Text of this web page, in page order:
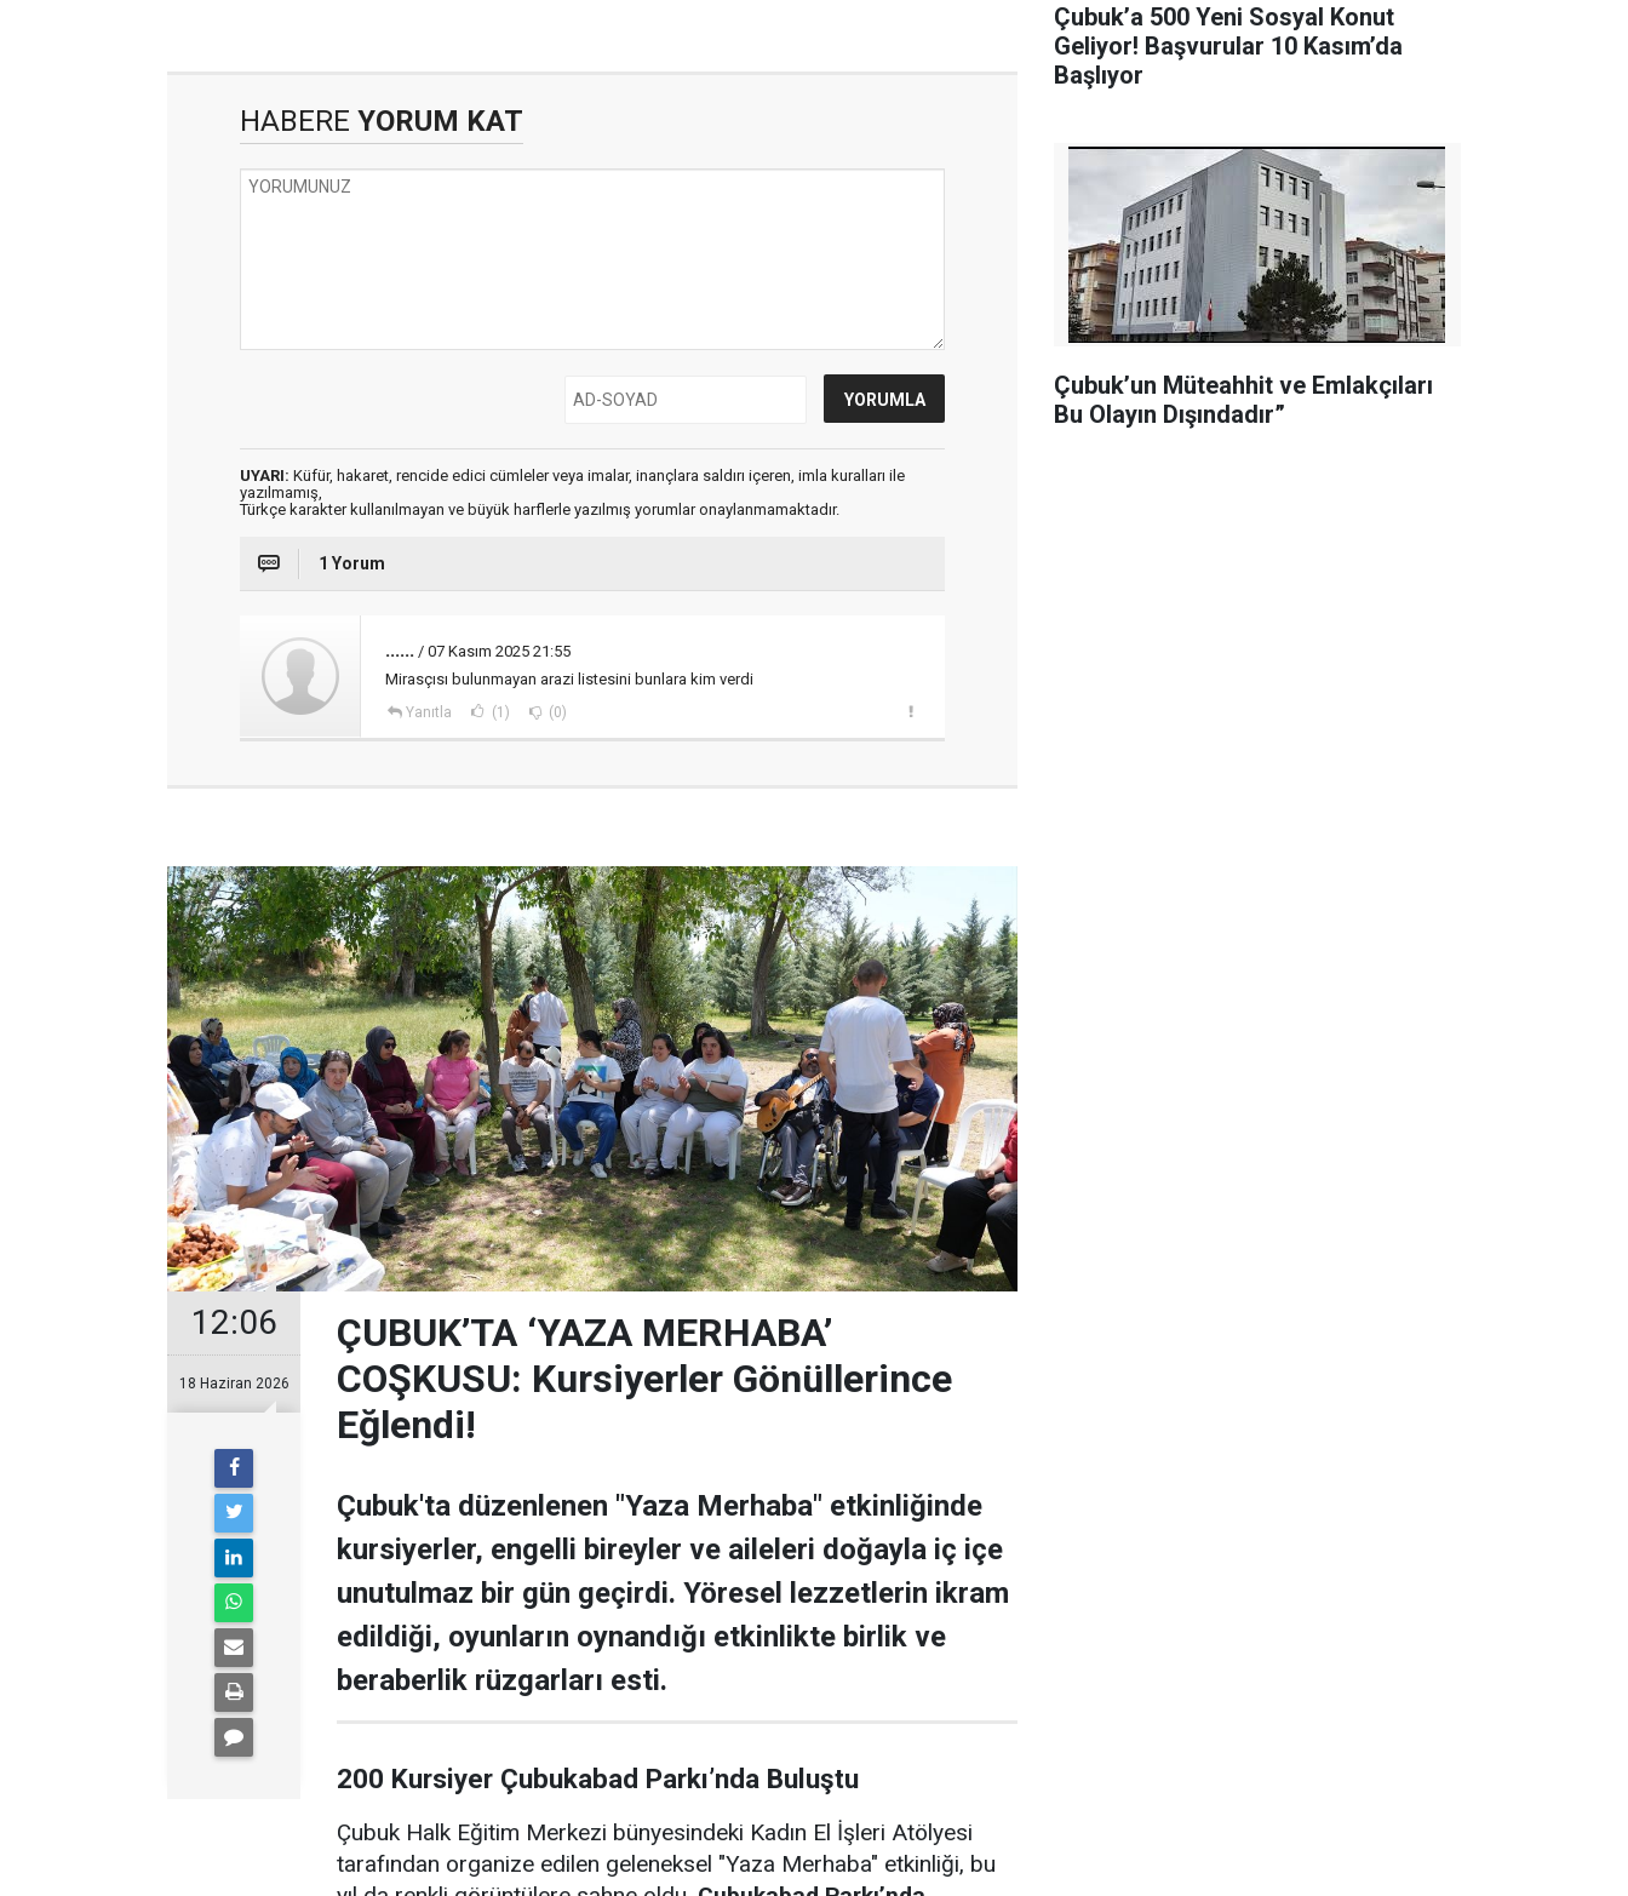
HABERE YORUM KAT
UYARI: Küfür, hakaret, rencide edici cümleler veya imalar, inançlara saldırı içeren, imla kuralları ile
yazılmamış,
Türkçe karakter kullanılmayan ve büyük harflerle yazılmış yorumlar onaylanmamaktadır.
1 Yorum
...... / 07 Kasım 2025 21:55
Mirasçısı bulunmayan arazi listesini bunlara kim verdi
Yanıtla (1) (0)
12:06
18 Haziran 2026
ÇUBUK’TA ‘YAZA MERHABA’
COŞKUSU: Kursiyerler Gönüllerince
Eğlendi!
Çubuk'ta düzenlenen "Yaza Merhaba" etkinliğinde
kursiyerler, engelli bireyler ve aileleri doğayla iç içe
unutulmaz bir gün geçirdi. Yöresel lezzetlerin ikram
edildiği, oyunların oynandığı etkinlikte birlik ve
beraberlik rüzgarları esti.
200 Kursiyer Çubukabad Parkı’nda Buluştu
Çubuk Halk Eğitim Merkezi bünyesindeki Kadın El İşleri Atölyesi
tarafından organize edilen geleneksel "Yaza Merhaba" etkinliği, bu
Çubuk’a 500 Yeni Sosyal Konut
Geliyor! Başvurular 10 Kasım’da
Başlıyor
Çubuk’un Müteahhit ve Emlakçıları
Bu Olayın Dışındadır”